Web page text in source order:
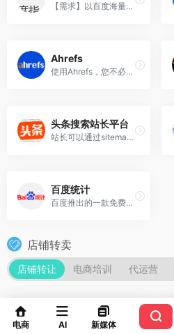
【需求】以百度海量网民行为数据为基础的数据分享平台。
Ahrefs
使用Ahrefs，您不必成为SEO专业人士就可以使网站排名更高，并获得更多流量。
头条搜索站长平台
站长可以通过sitemap提交、流量索引量监控、抓取频次上限调整等工具进行数据提交、数据监控以及压力控制。
百度统计
百度推出的一款免费的专业网站流量分析工具
店铺转卖
店铺转让 电商培训 代运营
电商 AI 新媒体